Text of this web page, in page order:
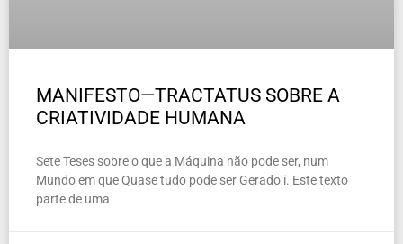
MANIFESTO—TRACTATUS SOBRE A
CRIATIVIDADE HUMANA
Sete Teses sobre o que a Máquina não pode ser, num
Mundo em que Quase tudo pode ser Gerado i. Este texto
parte de uma